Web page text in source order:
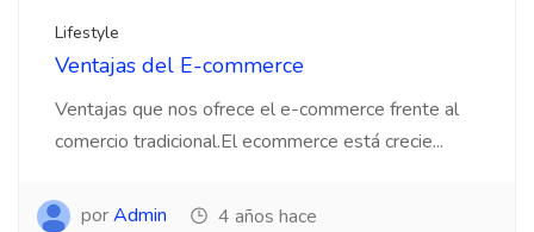
Lifestyle
Ventajas del E-commerce
Ventajas que nos ofrece el e-commerce frente al
comercio tradicional.El ecommerce está crecie...
porAdmin 4 años hace